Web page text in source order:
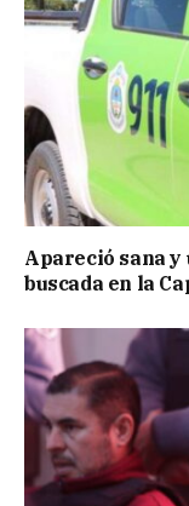
Apareció sana y
buscada en la